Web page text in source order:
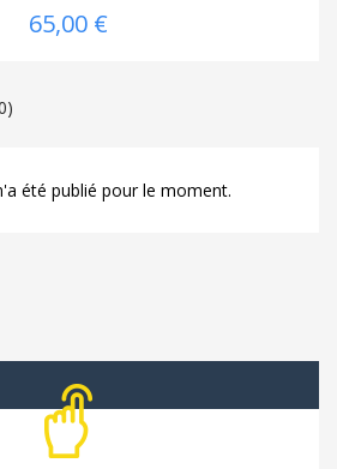
65,00 €
été publié pour le moment.